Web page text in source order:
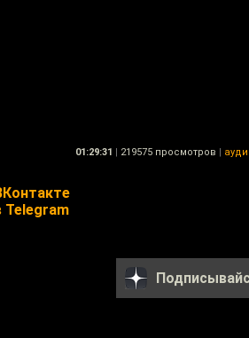
01:29:31 | 219575 просмотров |
Telegram